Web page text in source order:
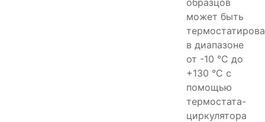
может быть
в диапазоне
от -10 °C до
+130 °C с
помощью
термостата-
циркулятора